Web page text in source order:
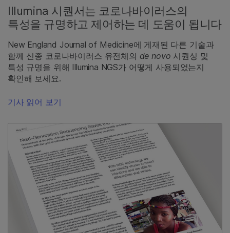
Illumina 시퀀서는 코로나바이러스의
특성을 규명하고 제어하는 데 도움이 됩니다
New England Journal of Medicine에 게재된 다른 기술과
함께 신종 코로나바이러스 유전체의 de novo 시퀀싱 및
특성 규명을 위해 Illumina NGS가 어떻게 사용되었는지
확인해 보세요.
기사 읽어 보기